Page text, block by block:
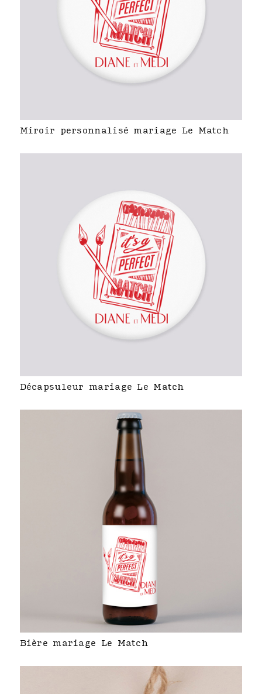
Miroir personnalisé mariage Le Match
Décapsuleur mariage Le Match
Bière mariage Le Match